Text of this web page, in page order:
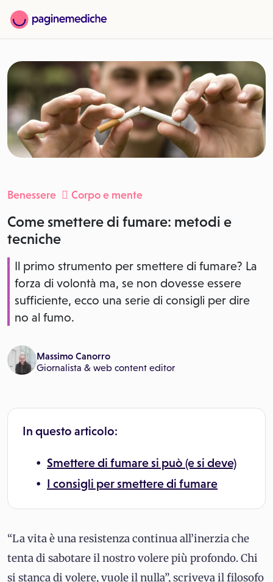
Benessere Corpo e mente
Come smettere di fumare: metodi e
tecniche
Il primo strumento per smettere di fumare? La
forza di volontà ma, se non dovesse essere
sufficiente, ecco una serie di consigli per dire
no al fumo.
Massimo Canorro
Giornalista & web content editor
In questo articolo:
Smettere di fumare si può (e si deve)
I consigli per smettere di fumare
“La vita è una resistenza continua all’inerzia che
tenta di sabotare il nostro volere più profondo. Chi
si stanca di volere, vuole il nulla”, scriveva il filosofo